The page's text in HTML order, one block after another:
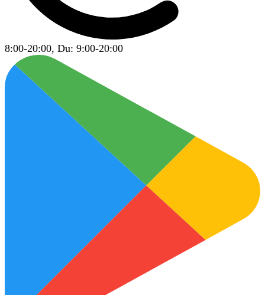
8:00-20:00, Du: 9:00-20:00